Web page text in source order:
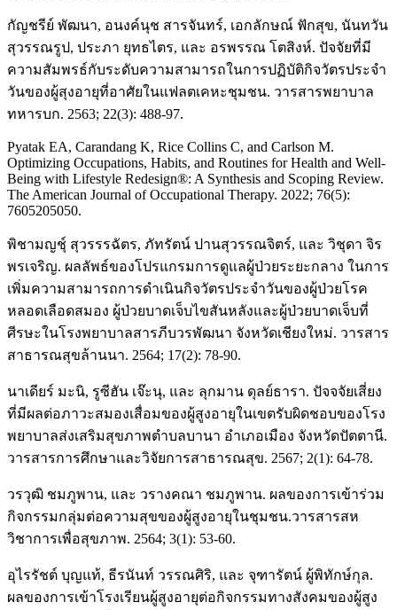
กัญชรีย์ พัฒนา, อนงค์นุช สารจันทร์, เอกลักษณ์ ฟักสุข, นันทวัน
สุวรรณรูป, ประภา ยุทธไตร, และ อรพรรณ โตสิงห์. ปัจจัยที่มี
ความสัมพรธ์กับระดับความสามารถในการปฏิบัติกิจวัตรประจำ
วันของผู้สุงอายุที่อาศัยในแฟลตเคหะชุมชน. วารสารพยาบาล
ทหารบก. 2563; 22(3): 488-97.
Pyatak EA, Carandang K, Rice Collins C, and Carlson M.
Optimizing Occupations, Habits, and Routines for Health and Well-
Being with Lifestyle Redesign®: A Synthesis and Scoping Review.
The American Journal of Occupational Therapy. 2022; 76(5):
7605205050.
พิชามญชุ์ สุวรรรฉัตร, ภัทรัตน์ ปานสุวรรณจิตร์, และ วิชุดา จิร
พรเจริญ. ผลลัพธ์ของโปรแกรมการดูแลผู้ป่วยระยะกลาง ในการ
เพิ่มความสามารถการดำเนินกิจวัตรประจำวันของผู้ป่วยโรค
หลอดเลือดสมอง ผู้ป่วยบาดเจ็บไขสันหลังและผู้ป่วยบาดเจ็บที่
ศีรษะในโรงพยาบาลสารภีบวรพัฒนา จังหวัดเชียงใหม่. วารสาร
สาธารณสุขล้านนา. 2564; 17(2): 78-90.
นาเดียร์ มะนิ, รูซีฮัน เจ๊ะนุ, และ ลุกมาน ดุลย์ธารา. ปัจจจัยเสี่ยง
ที่มีผลต่อภาวะสมองเสื่อมของผู้สูงอายุในเขตรับผิดชอบของโรง
พยาบาลส่งเสริมสุขภาพตำบลบานา อำเภอเมือง จังหวัดปัตตานี.
วารสารการศึกษาและวิจัยการสาธารณสุข. 2567; 2(1): 64-78.
วรวุฒิ ชมภูพาน, และ วรางคณา ชมภูพาน. ผลของการเข้าร่วม
กิจกรรมกลุ่มต่อความสุขของผู้สูงอายุในชุมชน.วารสารสห
วิชาการเพื่อสุขภาพ. 2564; 3(1): 53-60.
อุไรรัชต์ บุญแท้, ธีรนันท์ วรรณศิริ, และ จุฑารัตน์ ผู้พิทักษ์กุล.
ผลของการเข้าโรงเรียนผู้สูงอายุต่อกิจกรรมทางสังคมของผู้สูง